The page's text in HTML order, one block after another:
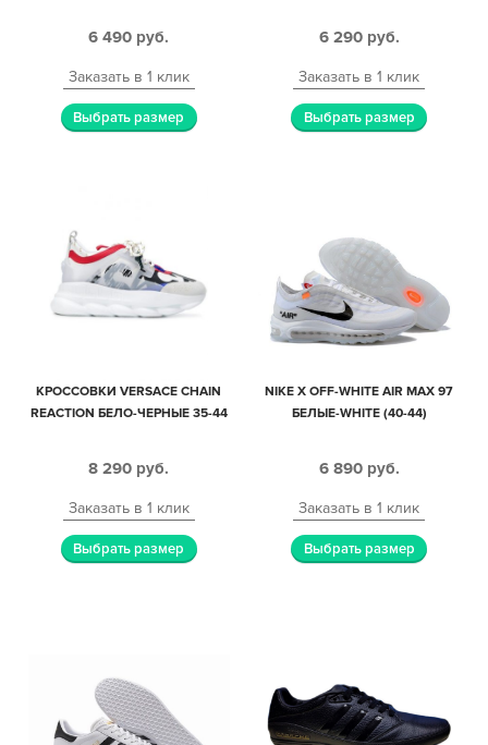
6 490 руб.
Заказать в 1 клик
Выбрать размер
6 290 руб.
Заказать в 1 клик
Выбрать размер
КРОССОВКИ VERSACE CHAIN
REACTION БЕЛО-ЧЕРНЫЕ 35-44
8 290 руб.
Заказать в 1 клик
Выбрать размер
NIKE X OFF-WHITE AIR MAX 97
БЕЛЫЕ-WHITE (40-44)
6 890 руб.
Заказать в 1 клик
Выбрать размер